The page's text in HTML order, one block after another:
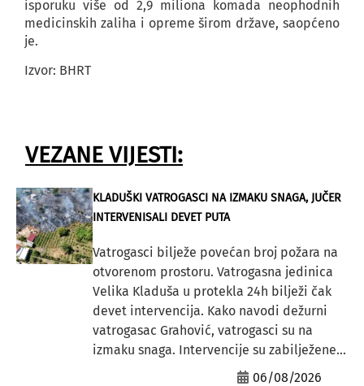
isporuku više od 2,9 miliona komada neophodnih
medicinskih zaliha i opreme širom države, saopćeno
je.
Izvor: BHRT
VEZANE VIJESTI:
KLADUŠKI VATROGASCI NA IZMAKU SNAGA, JUČER
INTERVENISALI DEVET PUTA
Vatrogasci bilježe povećan broj požara na
otvorenom prostoru. Vatrogasna jedinica
Velika Kladuša u protekla 24h bilježi čak
devet intervencija. Kako navodi dežurni
vatrogasac Grahović, vatrogasci su na
izmaku snaga. Intervencije su zabilježene...
06/08/2026